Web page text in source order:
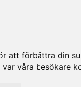
att förbättra din
våra besökare